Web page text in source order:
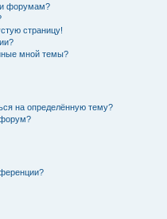
форумам?
страницу!
мной темы?
на определённую тему?